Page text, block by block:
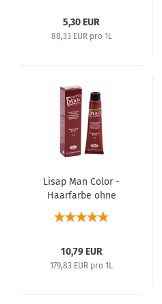
5,30 EUR
88,33 EUR pro 1L
Lisap Man Color -
Haarfarbe ohne
Ammoniak - 60 ml
10,79 EUR
179,83 EUR pro 1L